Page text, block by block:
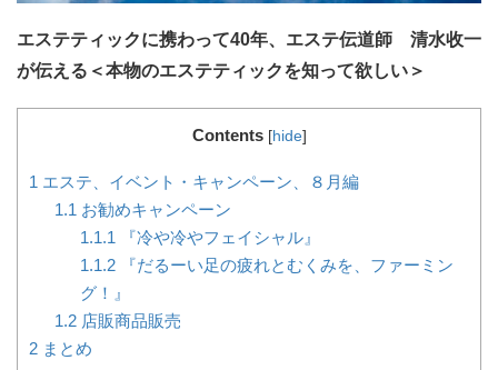
エステティックに携わって40年、エステ伝道師 清水收一
が伝える＜本物のエステティックを知って欲しい＞
Contents [hide]
1 エステ、イベント・キャンペーン、８月編
1.1 お勧めキャンペーン
1.1.1 『冷や冷やフェイシャル』
1.1.2『だるーい足の疲れとむくみを、ファーミン
グ！』
1.2店販商品販売
2 まとめ